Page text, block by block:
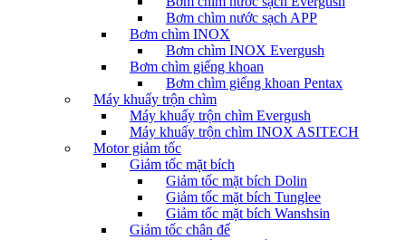
Bơm chìm nước sạch APP
Bơm chìm INOX
Bơm chìm INOX Evergush
Bơm chìm giếng khoan
Bơm chìm giếng khoan Pentax
Máy khuấy trộn chìm
Máy khuấy trộn chìm Evergush
Máy khuấy trộn chìm INOX ASITECH
Motor giảm tốc
Giảm tốc mặt bích
Giảm tốc mặt bích Dolin
Giảm tốc mặt bích Tunglee
Giảm tốc mặt bích Wanshsin
Giảm tốc chân đế